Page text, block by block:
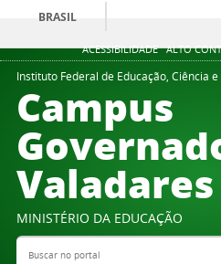
ACESSIBILIDADE ALTO
BRASIL
Instituto Federal de Educação, Ciência
Campus
Valadares
MINISTÉRIO DA EDUCAÇÃO
Buscar no portal